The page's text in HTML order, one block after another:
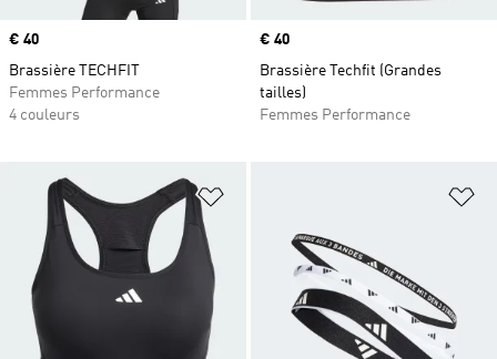
Prix
€ 40
Brassière TECHFIT
Femmes Performance
4 couleurs
Prix
€ 40
Brassière Techfit (Grandes
tailles)
Femmes Performance
Ajouter à la Liste de produits